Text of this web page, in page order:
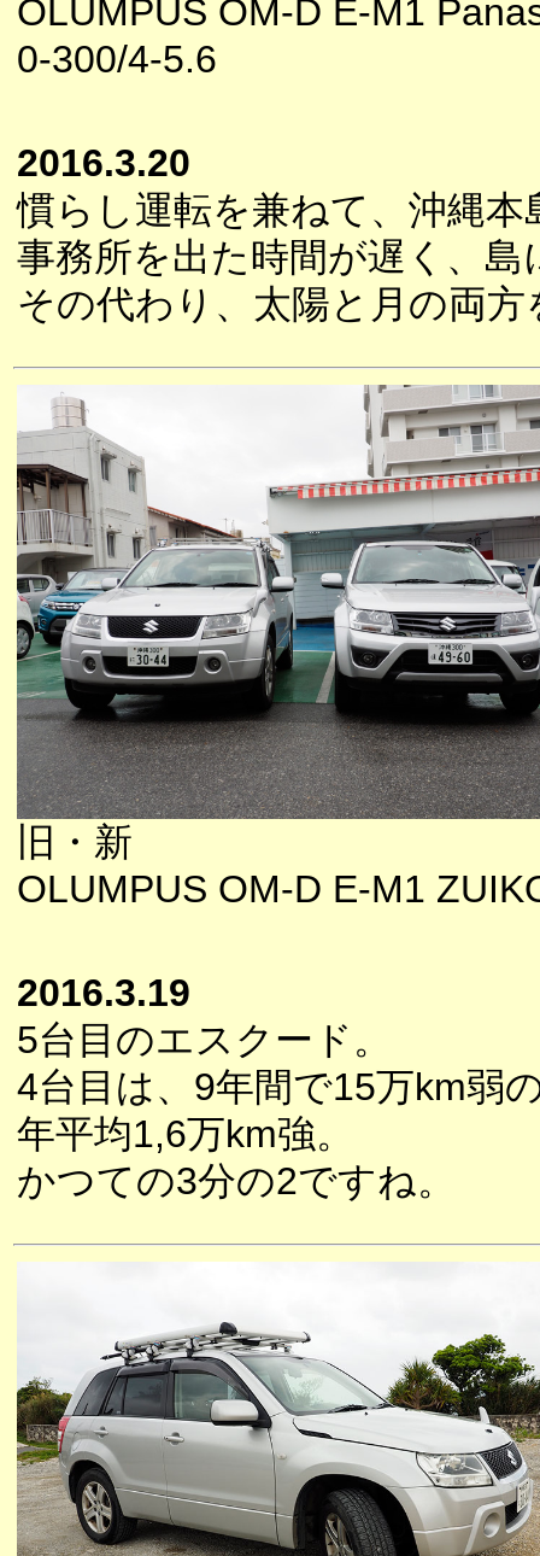
OLUMPUS OM-D E-M1
0-300/4-5.6
2016.3.20
慣らし運転を兼ねて、沖縄
事務所を出た時間が遅く、
その代わり、太陽と月の両
旧・新
OLUMPUS OM-D E-M1
2016.3.19
5台目のエスクード。
4台目は、9年間で15万km弱
年平均1,6万km強。
かつての3分の2ですね。